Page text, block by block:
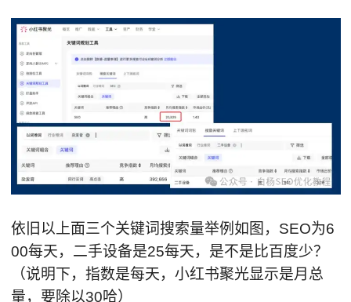
依旧以上面三个关键词搜索量举例如图，SEO为6
00每天，二手设备是25每天，是不是比百度少？
（说明下，指数是每天，小红书聚光显示是月总
量，要除以30哈）